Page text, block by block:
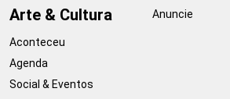
Arte & Cultura
Aconteceu
Agenda
Social & Eventos
Anuncie